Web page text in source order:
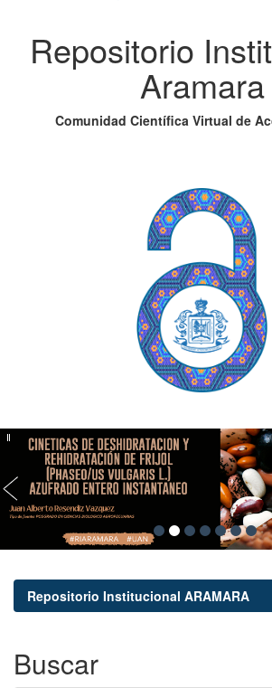
Repositorio
Aramara
Comunidad Científica Virtual de
Repositorio Institucional ARAMARA
Buscar